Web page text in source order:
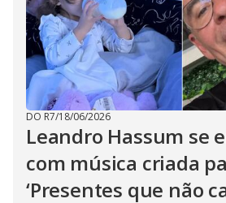
DO R7/18/06/2026
Leandro Hassum se
com música criada
‘Presentes que não